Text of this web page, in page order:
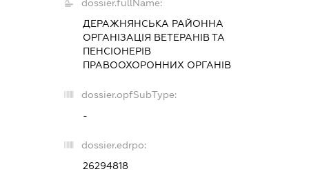
dossier.fullName:
ДЕРАЖНЯНСЬКА РАЙОННА
ОРГАНІЗАЦІЯ ВЕТЕРАНІВ ТА
ПЕНСІОНЕРІВ
ПРАВООХОРОННИХ ОРГАНІВ
dossier.opfSubType:
-
dossier.edrpo:
26294818